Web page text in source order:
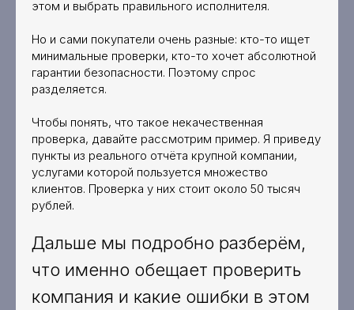
этом и выбрать правильного исполнителя.
Но и сами покупатели очень разные: кто-то ищет
минимальные проверки, кто-то хочет абсолютной
гарантии безопасности. Поэтому спрос
разделяется.
Чтобы понять, что такое некачественная
проверка, давайте рассмотрим пример. Я приведу
пункты из реального отчёта крупной компании,
услугами которой пользуется множество
клиентов. Проверка у них стоит около 50 тысяч
рублей.
Дальше мы подробно разберём,
что именно обещает проверить
компания и какие ошибки в этом